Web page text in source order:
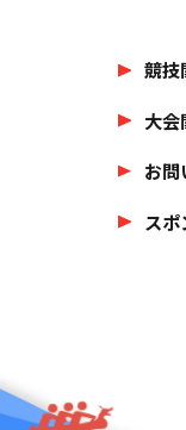
競技
大会
お問
スポ